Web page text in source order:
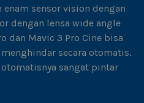
sensor vision dengan
dengan lensa wide angle
dan Mavic 3 Pro Cine bisa
secara otomatis.
sangat pintar